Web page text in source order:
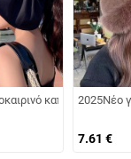
καπέλο Hepburn
φοριέται ανάποδα
μικτό χρώμα πλεκτά
Ρυθμιζόμενα
καπέλο2025Νέο
7.61 €